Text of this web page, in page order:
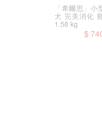
「希爾思」小
犬 完美消化
1.58 kg
$